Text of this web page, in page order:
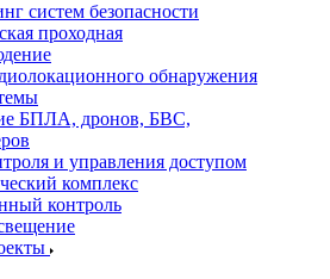
систем безопасности
проходная
обнаружения
БПЛА, дронов, БВС,
и управления доступом
комплекс
контроль